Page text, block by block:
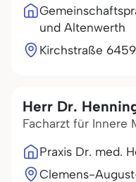
und Altenwerth
Kirchstraße 64
Herr Dr.
Facharzt für Innere
Praxis Dr. med.
Clemens-